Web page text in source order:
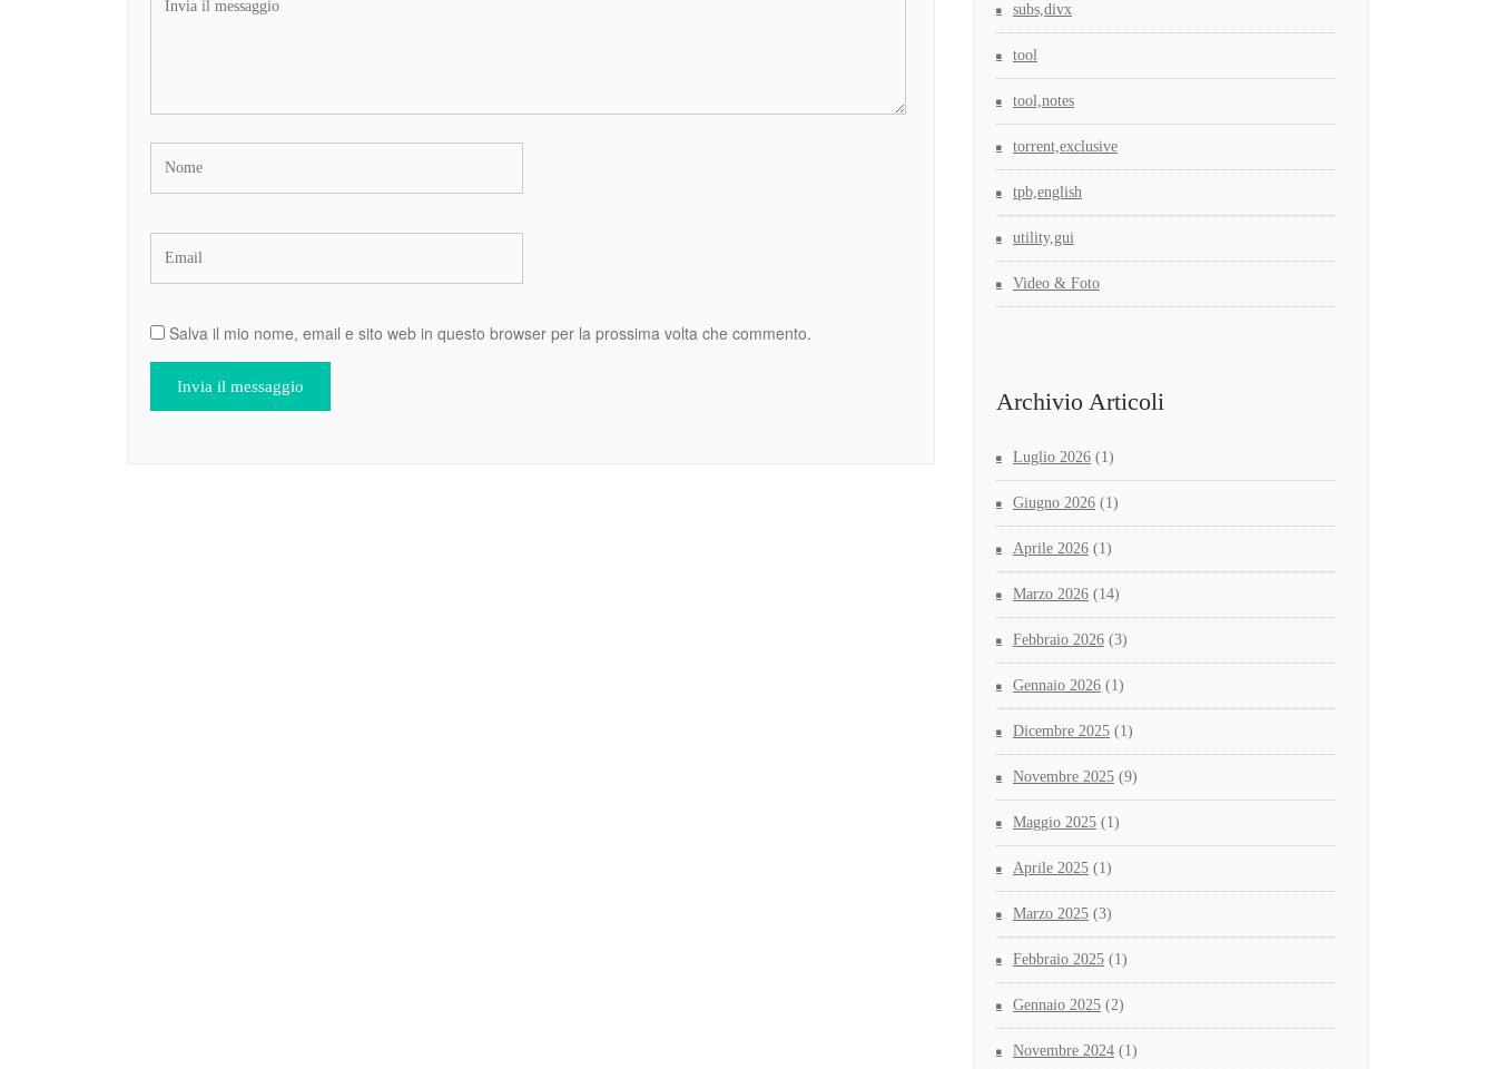
Salva il mio nome, email e sito web in questo browser per la prossima volta che commento.
subs,divx
tool
tool,notes
torrent,exclusive
tpb,english
utility,gui
Video & Foto
Archivio Articoli
Luglio 2026 (1)
Giugno 2026 (1)
Aprile 2026 (1)
Marzo 2026 (14)
Febbraio 2026 (3)
Gennaio 2026 (1)
Dicembre 2025 (1)
Novembre 2025 (9)
Maggio 2025 (1)
Aprile 2025 (1)
Marzo 2025 (3)
Febbraio 2025 (1)
Gennaio 2025 (2)
Novembre 2024 (1)